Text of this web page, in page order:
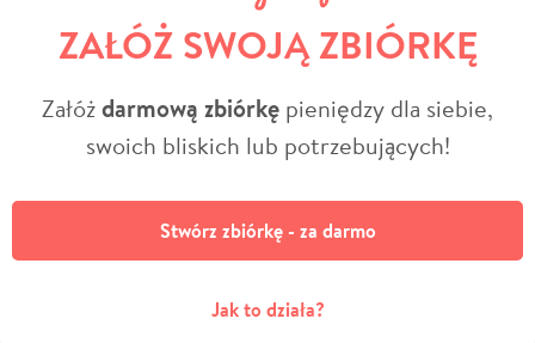
ZAŁÓŻ SWOJĄ ZBIÓRKĘ
Załóżdarmową zbiórkę pieniędzy dla siebie,
swoich bliskich lub potrzebujących!
Stwórz zbiórkę - za darmo
Jak to działa?